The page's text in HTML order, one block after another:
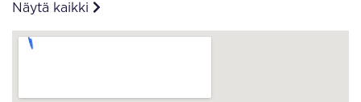
Näytä kaikki